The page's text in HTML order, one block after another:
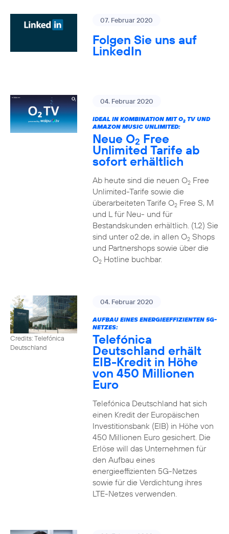
07. Februar 2020
Folgen Sie uns auf
LinkedIn
04. Februar 2020
IDEAL IN KOMBINATION MIT O2TV UND
AMAZON MUSIC UNLIMITED:
Neue O2 Free
Unlimited Tarife ab
sofort erhältlich
Ab heute sind die neuen O2Free
Unlimited-Tarife sowie die
überarbeiteten Tarife O2Free S, M
und L für Neu- und für
Bestandskunden erhältlich. (1,2) Sie
sind unter o2.de, in allen O2Shops
und Partnershops sowie über die
O2Hotline buchbar.
Credits: Telefónica
Deutschland
04. Februar 2020
AUFBAU EINES ENERGIEEFFIZIENTEN 5G-
NETZES:
Telefónica
Deutschland erhält
EIB-Kredit in Höhe
von 450 Millionen
Euro
Telefónica Deutschland hat sich
einen Kredit der Europäischen
Investitionsbank (EIB) in Höhe von
450 Millionen Euro gesichert. Die
Erlöse will das Unternehmen für
den Aufbau eines
energieeffizienten 5G-Netzes
sowie für die Verdichtung ihres
LTE-Netzes verwenden.